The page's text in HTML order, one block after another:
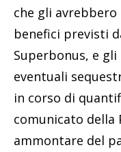
che gli
benefici previsti
Superbonus, e
eventuali
in corso di
comunicato della
ammontare del